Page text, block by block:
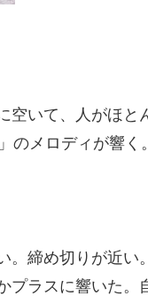
いて、人がほ
メロディが響
。締め切りが近
ラスに響いた